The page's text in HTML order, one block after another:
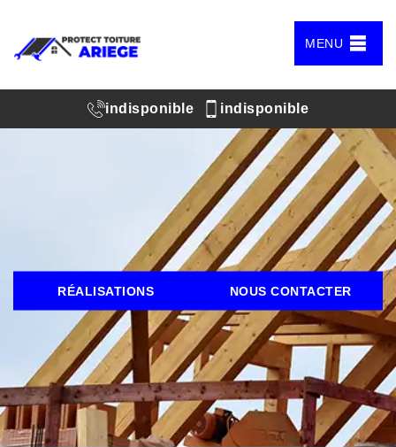
MENU
indisponible indisponible
RÉALISATIONS NOUS CONTACTER